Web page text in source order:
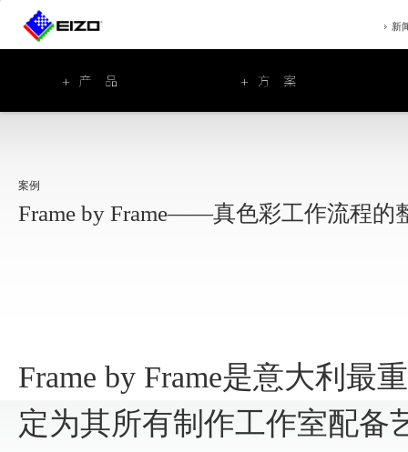
新
案例
Frame by Frame——真色彩工作流程的
Frame by Frame是意大利最
定为其所有制作工作室配备